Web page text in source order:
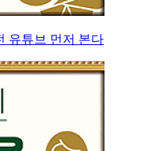
유튜브 먼저 본다